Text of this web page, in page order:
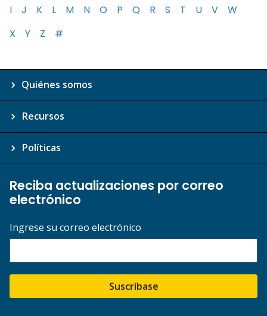
I
J K L M N O P Q R S T U V
W
X
Y Z #
Quiénes somos
Recursos
Políticas
Reciba actualizaciones por correo
electrónico
Ingrese su correo electrónico
Suscríbase